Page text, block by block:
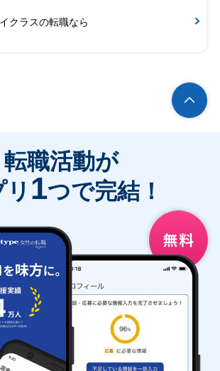
クラスの転職なら
転職活動が
1つで完結！